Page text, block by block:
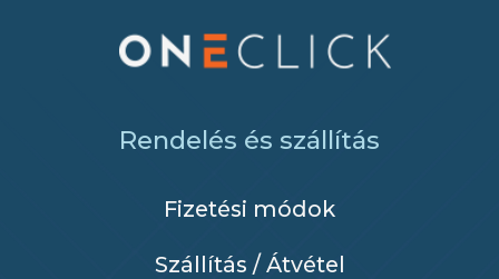
Rendelés és szállítás
Fizetési módok
Szállítás / Átvétel